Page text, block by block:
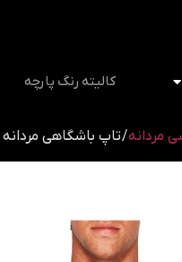
کالیته رنگ پارچه
مردانه/ تاپ باشگاهی مردانه V-M4